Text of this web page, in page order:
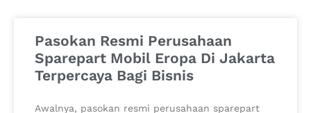
Pasokan Resmi Perusahaan
Sparepart Mobil Eropa Di Jakarta
Terpercaya Bagi Bisnis
Awalnya, pasokan resmi perusahaan sparepart